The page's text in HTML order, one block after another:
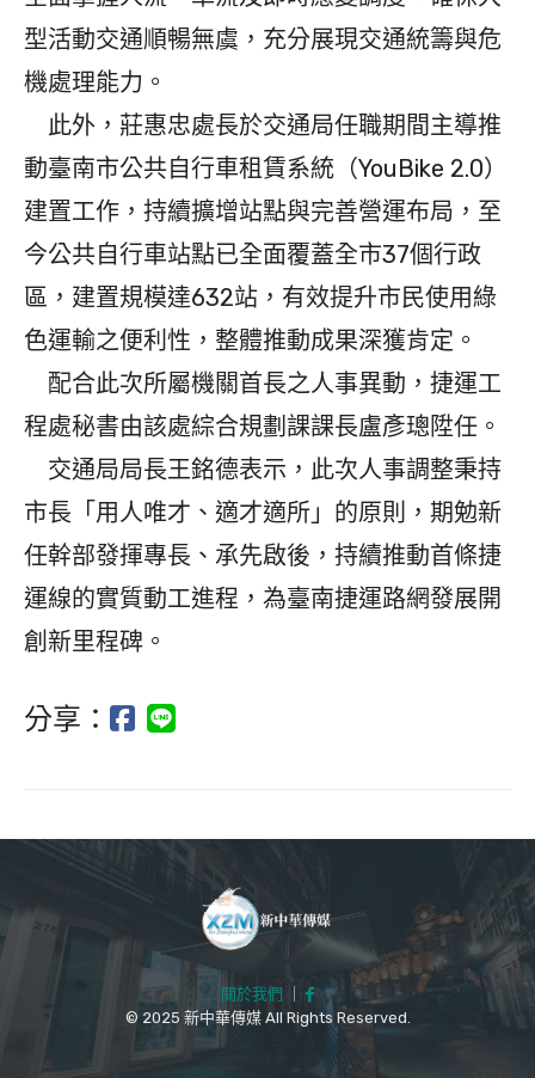
型活動交通順暢無虞，充分展現交通統籌與危
機處理能力。
此外，莊惠忠處長於交通局任職期間主導推
動臺南市公共自行車租賃系統（YouBike 2.0）
建置工作，持續擴增站點與完善營運布局，至
今公共自行車站點已全面覆蓋全市37個行政
區，建置規模達632站，有效提升市民使用綠
色運輸之便利性，整體推動成果深獲肯定。
配合此次所屬機關首長之人事異動，捷運工
程處秘書由該處綜合規劃課課長盧彥璁陞任。
交通局局長王銘德表示，此次人事調整秉持
市長「用人唯才、適才適所」的原則，期勉新
任幹部發揮專長、承先啟後，持續推動首條捷
運線的實質動工進程，為臺南捷運路網發展開
創新里程碑。
分享：
關於我們
｜
© 2025 新中華傳媒 All Rights Reserved.